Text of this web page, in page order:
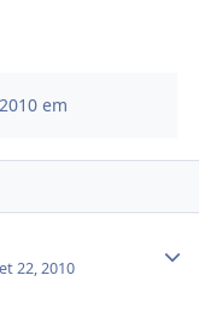
em
22, 2010